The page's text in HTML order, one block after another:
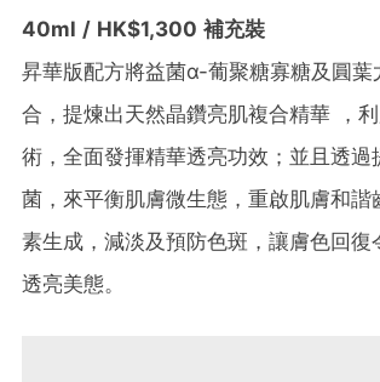
40ml / HK$1,300 補充裝
昇華版配方將益菌α-葡聚糖寡糖及圓葉
合，提煉出天然晶鑽亮肌複合精華 ，
術，全面發揮精華透亮功效；並且透過
菌，來平衡肌膚微生態，重啟肌膚和諧
素生成，減淡及預防色斑，讓膚色回復
透亮美態。